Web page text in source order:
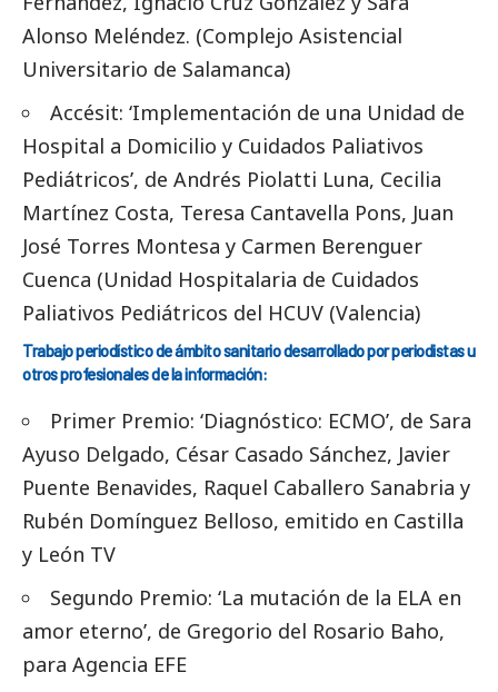
Alonso Meléndez. (Complejo Asistencial
Universitario de Salamanca)
Accésit: ‘Implementación de una Unidad de
Hospital a Domicilio y Cuidados Paliativos
Pediátricos’, de Andrés Piolatti Luna, Cecilia
Martínez Costa, Teresa Cantavella Pons, Juan
José Torres Montesa y Carmen Berenguer
Cuenca (Unidad Hospitalaria de Cuidados
Paliativos Pediátricos del HCUV (Valencia)
Trabajo periodístico de ámbito sanitario desarrollado por periodistas u
otros profesionales de la información:
Primer Premio: ‘Diagnóstico: ECMO’, de Sara
Ayuso Delgado, César Casado Sánchez, Javier
Puente Benavides, Raquel Caballero Sanabria y
Rubén Domínguez Belloso, emitido en Castilla
y León TV
Segundo Premio: ‘La mutación de la ELA en
amor eterno’, de Gregorio del Rosario Baho,
para Agencia EFE